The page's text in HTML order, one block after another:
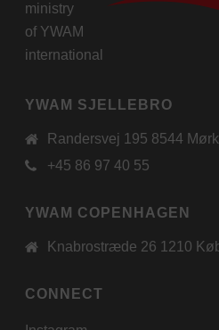
ministry
of YWAM
international
YWAM SJELLEBRO
Randersvej 195 8544
+45 86 97 40 55
YWAM COPENHAGEN
Knabrostræde 26 1210
CONNECT